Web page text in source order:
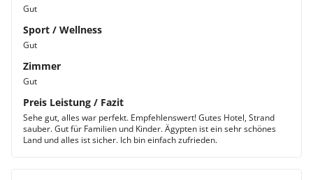
Gut
Sport / Wellness
Gut
Zimmer
Gut
Preis Leistung / Fazit
Sehe gut, alles war perfekt. Empfehlenswert! Gutes Hotel, Strand
sauber. Gut für Familien und Kinder. Ägypten ist ein sehr schönes
Land und alles ist sicher. Ich bin einfach zufrieden.